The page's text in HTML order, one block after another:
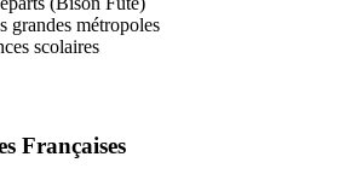
grandes métropoles
scolaires
Françaises